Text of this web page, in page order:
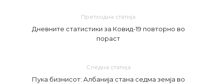
Претходна статија
Дневните статистики за Ковид-19 повторно во
пораст
Следна статија
Пука бизнисот: Албанија стана седма земја во